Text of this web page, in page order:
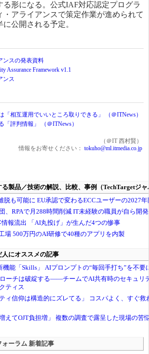
る形になる。公式IAF対応認定プログラ
・アライアンスで策定作業が進められて
公開される予定。
ンスの発表資料
Assurance Framework v1.1
ンス
「相互運用でいいところ取りできる」 （＠ITNews）
「評判情報」 （＠ITNews）
（＠IT 西村賢）
情報をお寄せください： tokuho@ml.itmedia.co.jp
ーラム 新着記事